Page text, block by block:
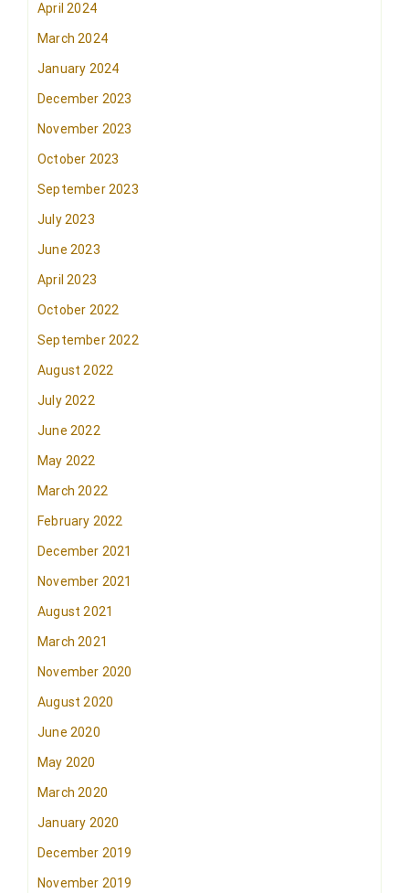
April 2024
March 2024
January 2024
December 2023
November 2023
October 2023
September 2023
July 2023
June 2023
April 2023
October 2022
September 2022
August 2022
July 2022
June 2022
May 2022
March 2022
February 2022
December 2021
November 2021
August 2021
March 2021
November 2020
August 2020
June 2020
May 2020
March 2020
January 2020
December 2019
November 2019